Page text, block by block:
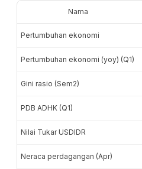
Nama
Pertumbuhan ekonomi
Pertumbuhan ekonomi (yoy) (Q1)
Gini rasio (Sem2)
PDB ADHK (Q1)
Nilai Tukar USDIDR
Neraca perdagangan (Apr)